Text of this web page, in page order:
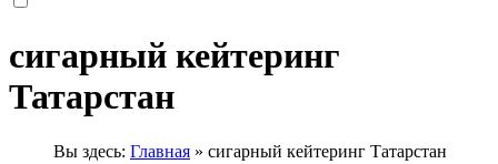
сигарный кейтеринг
Татарстан
Вы здесь: Главная » сигарный кейтеринг Татарстан